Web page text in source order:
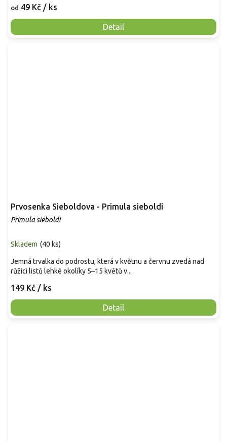
od 49 Kč / ks
Detail
Prvosenka Sieboldova - Primula sieboldi
Primula sieboldi
Skladem (40 ks)
149 Kč / ks
Detail
Jemná trvalka do podrostu, která v květnu a červnu zvedá nad
růžici listů lehké okolíky 5–15 květů v...